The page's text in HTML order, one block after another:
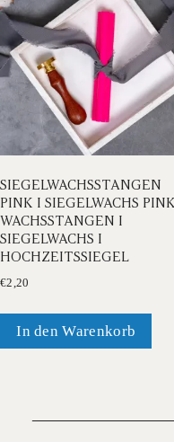
SIEGELWACHSSTANGEN
PINK I SIEGELWACHS
WACHSSTANGEN I
SIEGELWACHS I
HOCHZEITSSIEGEL
€2,20
In den Warenkorb